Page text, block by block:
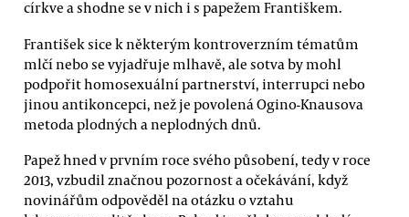
církve a shodne se v nich i s papežem Františkem.
František sice k některým kontroverzním tématům
mlčí nebo se vyjadřuje mlhavě, ale sotva by mohl
podpořit homosexuální partnerství, interrupci nebo
jinou antikoncepci, než je povolená Ogino-Knausova
metoda plodných a neplodných dnů.
Papež hned v prvním roce svého působení, tedy v roce
2013, vzbudil značnou pozornost a očekávání, když
novinářům odpověděl na otázku o vztahu